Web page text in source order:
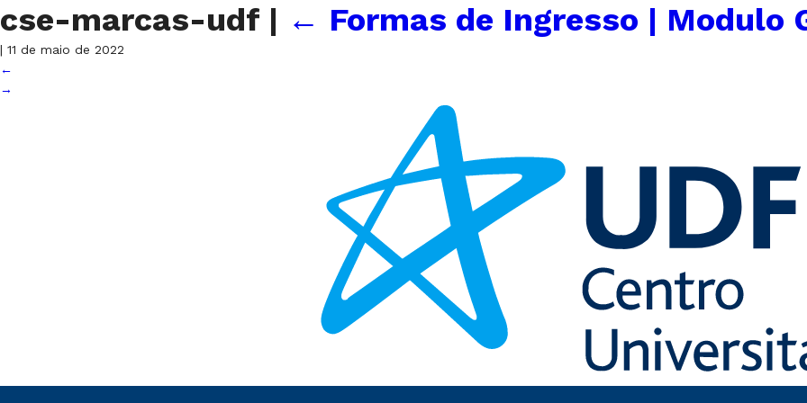
cse-marcas-udf | ← Formas de Ingresso | Modulo
| 11 de maio de 2022
←
→